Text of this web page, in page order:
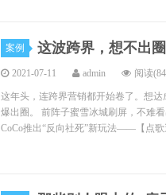
案例 这波跨界，想不出圈
2021-07-11 admin 阅读
这年头，连跨界营销都开始卷了。想
爆出圈。 前阵子蜜雪冰城刷屏，不难
CoCo推出“反向社死”新玩法——【点